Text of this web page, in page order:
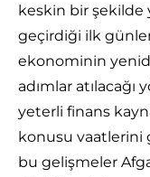
keskin bir şekilde
geçirdiği ilk
ekonominin
adımlar
yeterli finans
konusu vaatlerini
bu gelişmeler